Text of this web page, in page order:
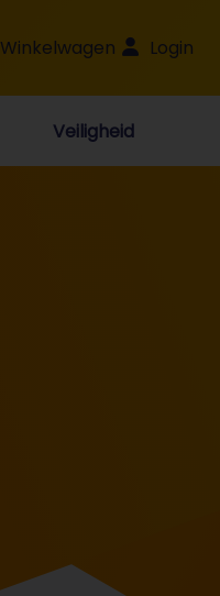
Winkelwagen Login
Veiligheid